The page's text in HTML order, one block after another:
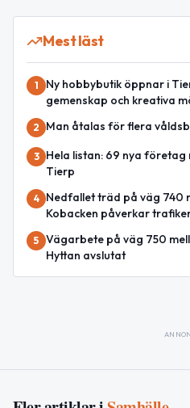
Mest läst
1
Ny hobbybutik öppnar i
gemenskap och kreativa
2 Man åtalas för flera
3
Hela listan: 69 nya företag
Tierp
4
Nedfallet träd på väg 740
Kobacken påverkar
5 Vägarbete på väg 750
Hyttan avslutat